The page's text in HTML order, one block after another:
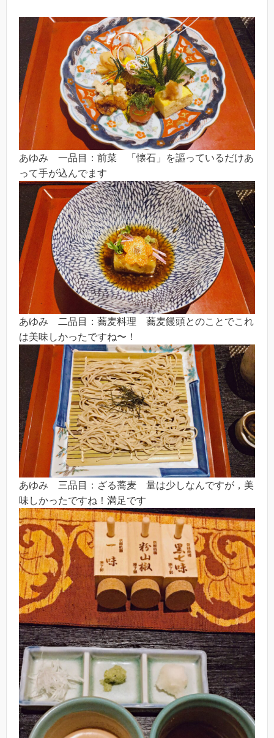
あゆみ 一品目：前菜 「懐石」を謳っているだけあ
って手が込んでます
あゆみ 二品目：蕎麦料理 蕎麦饅頭とのことでこれ
は美味しかったですね〜！
あゆみ 三品目：ざる蕎麦 量は少しなんですが，美
味しかったですね！満足です